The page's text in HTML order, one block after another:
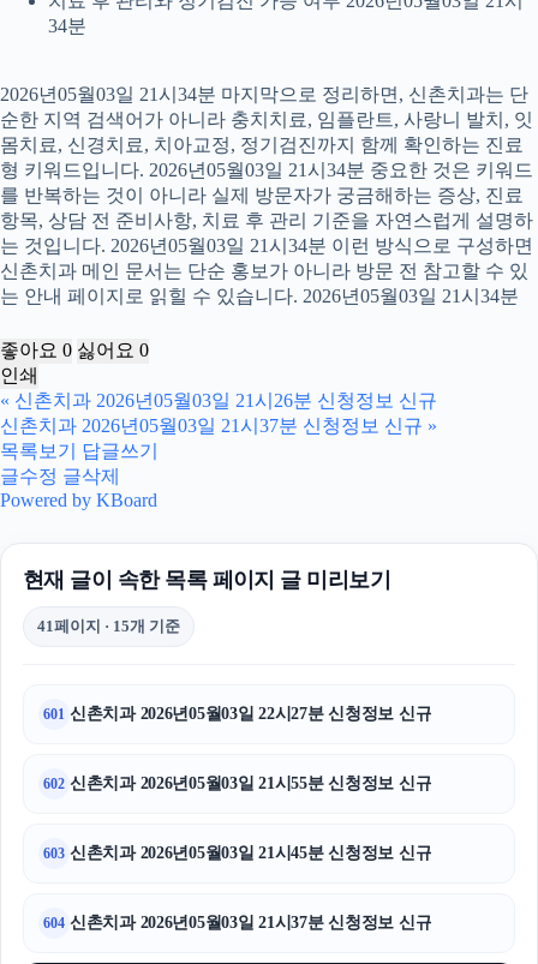
34분
2026년05월03일 21시34분 마지막으로 정리하면, 신촌치과는 단
순한 지역 검색어가 아니라 충치치료, 임플란트, 사랑니 발치, 잇
몸치료, 신경치료, 치아교정, 정기검진까지 함께 확인하는 진료
형 키워드입니다. 2026년05월03일 21시34분 중요한 것은 키워드
를 반복하는 것이 아니라 실제 방문자가 궁금해하는 증상, 진료
항목, 상담 전 준비사항, 치료 후 관리 기준을 자연스럽게 설명하
는 것입니다. 2026년05월03일 21시34분 이런 방식으로 구성하면
신촌치과 메인 문서는 단순 홍보가 아니라 방문 전 참고할 수 있
는 안내 페이지로 읽힐 수 있습니다. 2026년05월03일 21시34분
좋아요 0 싫어요 0
인쇄
« 신촌치과 2026년05월03일 21시26분 신청정보 신규
신촌치과 2026년05월03일 21시37분 신청정보 신규 »
목록보기
답글쓰기
글수정 글삭제
Powered by KBoard
현재 글이 속한 목록 페이지 글 미리보기
41페이지 · 15개 기준
601 신촌치과 2026년05월03일 22시27분 신청정보 신규
602 신촌치과 2026년05월03일 21시55분 신청정보 신규
603 신촌치과 2026년05월03일 21시45분 신청정보 신규
604 신촌치과 2026년05월03일 21시37분 신청정보 신규